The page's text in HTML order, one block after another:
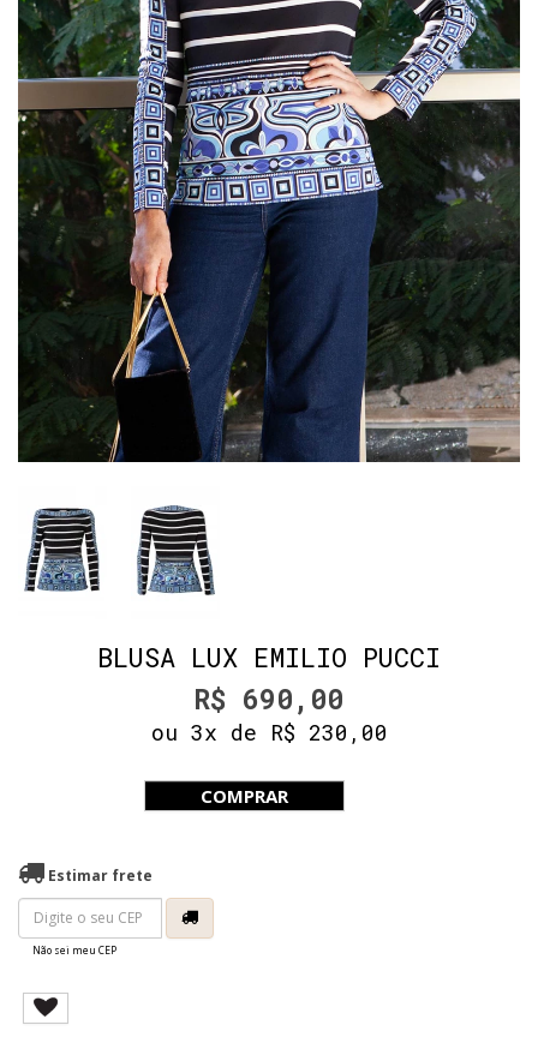
BLUSA LUX EMILIO PUCCI
R$ 690,00
ou 3x de R$ 230,00
COMPRAR
Estimar frete
Não sei meu CEP